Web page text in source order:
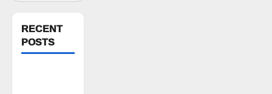
RECENT
POSTS